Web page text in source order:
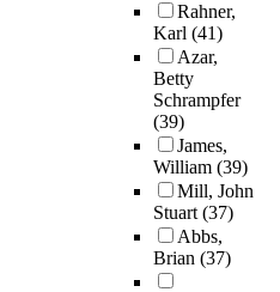
Rahner,
Karl (41)
Azar,
Betty
Schrampfer
(39)
James,
William (39)
Mill, John
Stuart(37)
Abbs,
Brian (37)